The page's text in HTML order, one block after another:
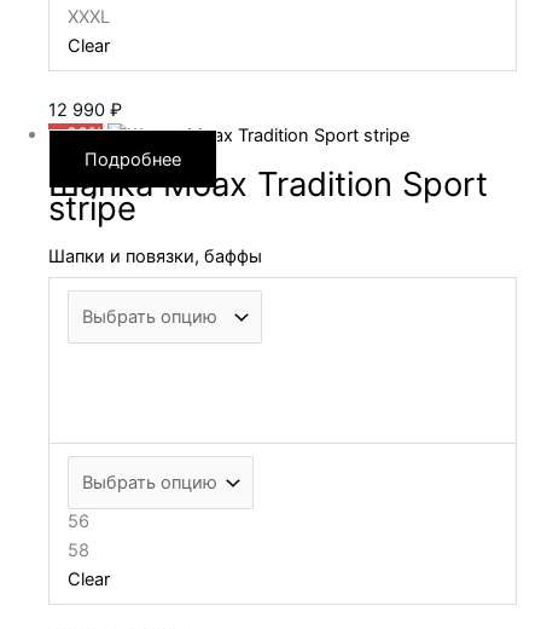
XXXL
Clear
12 990 ₽
—20%
Подробнее
Шапка Moax Tradition Sport
stripe
Шапки и повязки, баффы
56
58
Clear